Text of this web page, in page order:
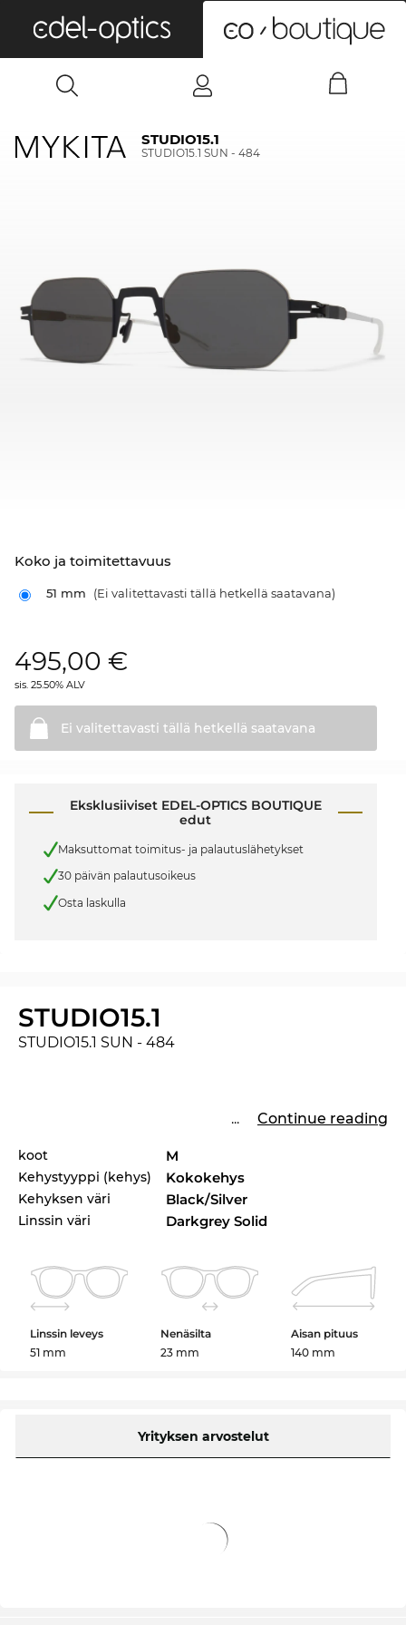
STUDIO15.1
STUDIO15.1 SUN - 484
Koko ja toimitettavuus
51 mm (Ei valitettavasti tällä hetkellä saatavana)
495,00 €
sis. 25.50% ALV
Ei valitettavasti tällä hetkellä saatavana
Eksklusiiviset EDEL-OPTICS BOUTIQUE
edut
Maksuttomat toimitus- ja palautuslähetykset
30 päivän palautusoikeus
Osta laskulla
STUDIO15.1
STUDIO15.1 SUN - 484
... Continue reading
koot M
Kehystyyppi (kehys) Kokokehys
Kehyksen väri Black/Silver
Linssin väri Darkgrey Solid
Linssin leveys
51 mm
Nenäsilta
23 mm
Aisan pituus
140 mm
Yrityksen arvostelut